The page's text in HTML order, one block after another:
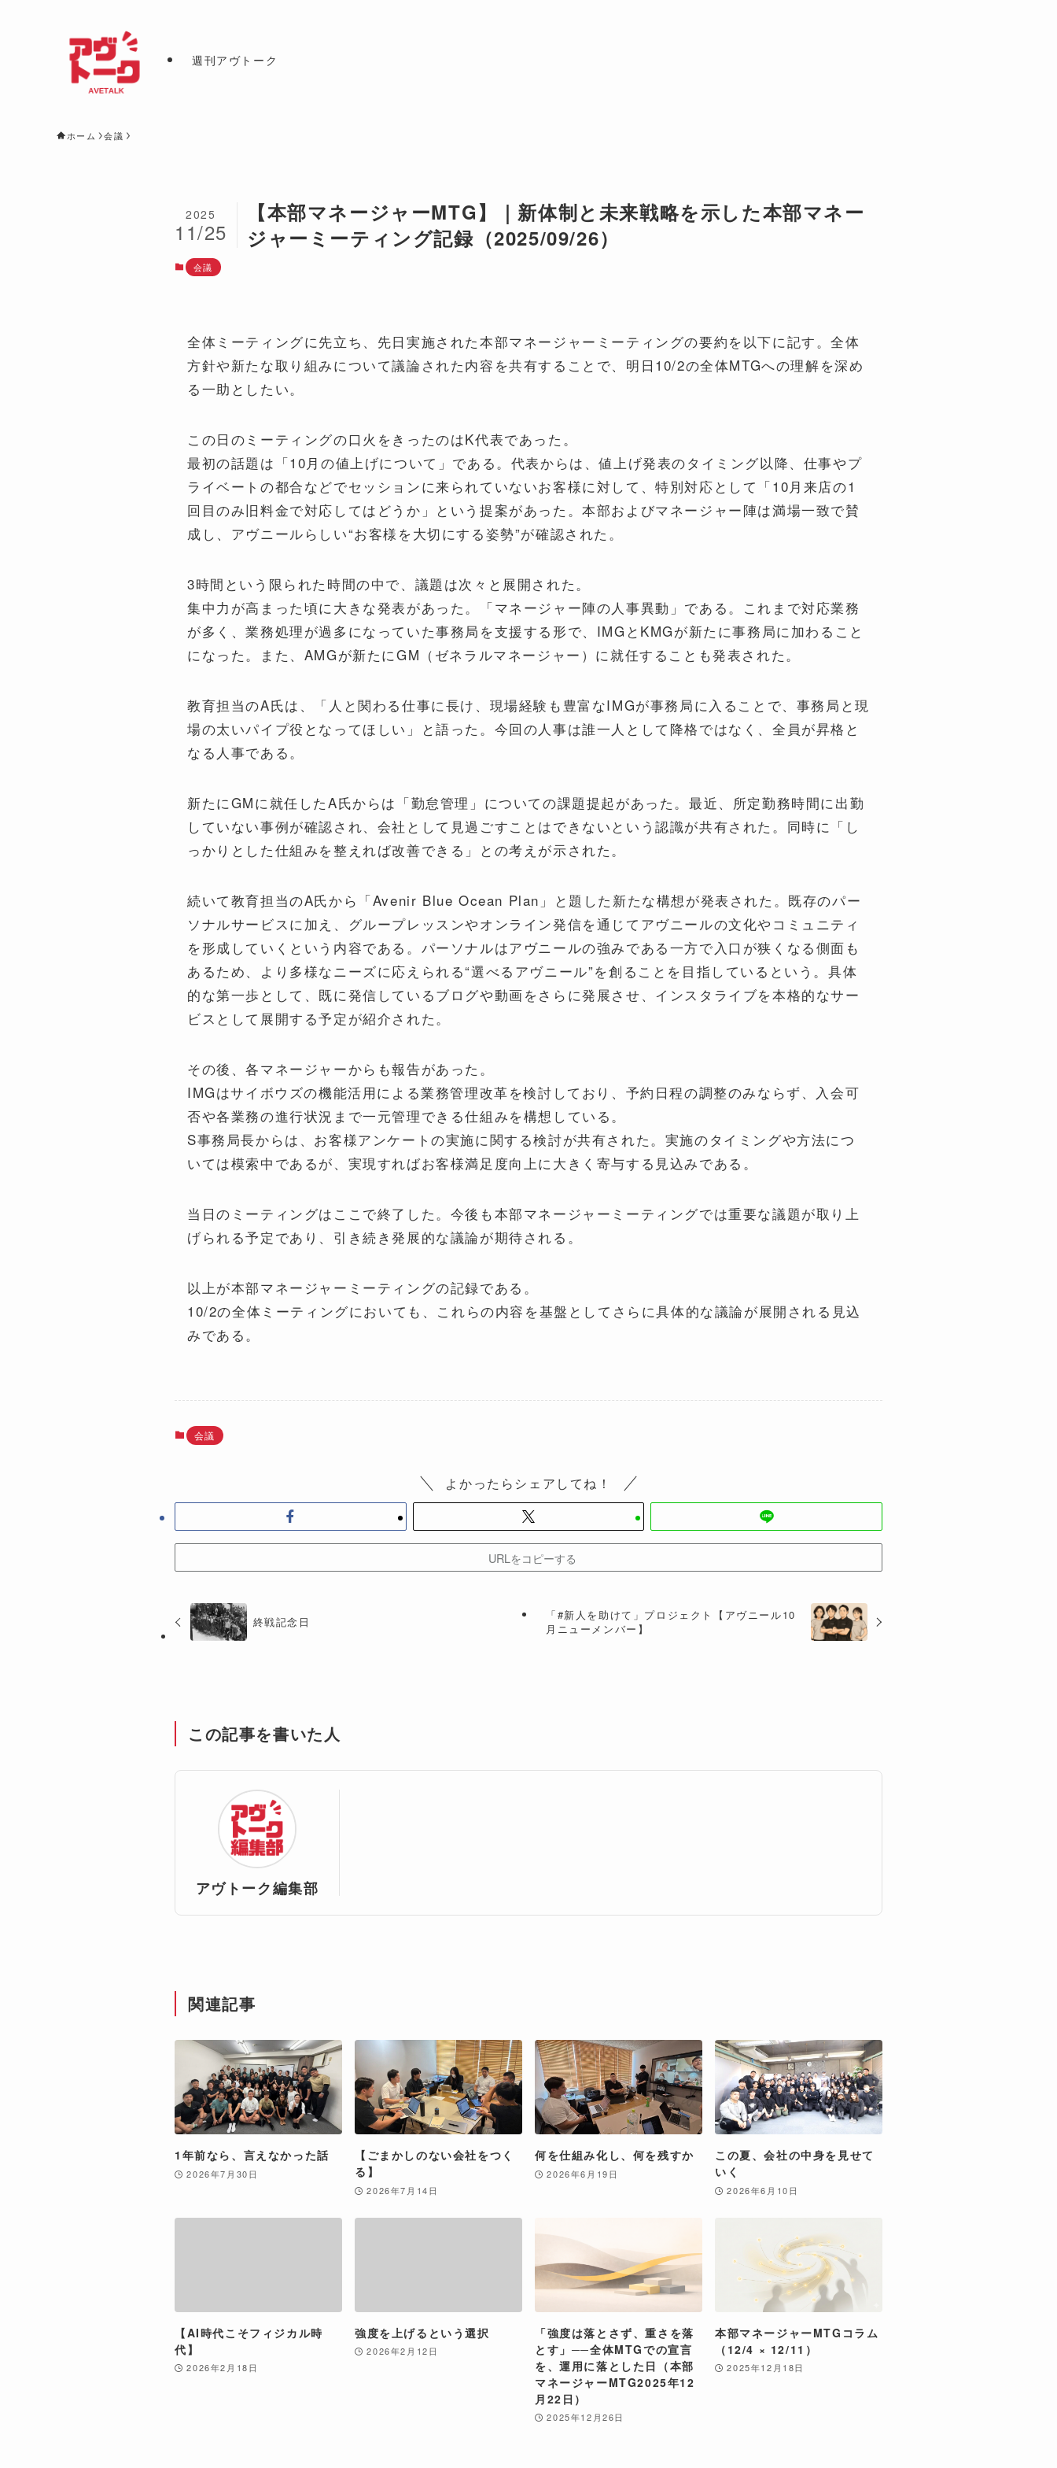
週刊アヴトーク
ホーム 会議
【本部マネージャーMTG】｜新体制と未来戦略を示した本部マネー
ジャーミーティング記録（2025/09/26）
2025
11/25
会議
全体ミーティングに先立ち、先日実施された本部マネージャーミーティングの要約を以下に記す。全体
方針や新たな取り組みについて議論された内容を共有することで、明日10/2の全体MTGへの理解を深め
る一助としたい。
この日のミーティングの口火をきったのはK代表であった。
最初の話題は「10月の値上げについて」である。代表からは、値上げ発表のタイミング以降、仕事やプ
ライベートの都合などでセッションに来られていないお客様に対して、特別対応として「10月来店の1
回目のみ旧料金で対応してはどうか」という提案があった。本部およびマネージャー陣は満場一致で賛
成し、アヴニールらしい“お客様を大切にする姿勢”が確認された。
3時間という限られた時間の中で、議題は次々と展開された。
集中力が高まった頃に大きな発表があった。「マネージャー陣の人事異動」である。これまで対応業務
が多く、業務処理が過多になっていた事務局を支援する形で、IMGとKMGが新たに事務局に加わること
になった。また、AMGが新たにGM（ゼネラルマネージャー）に就任することも発表された。
教育担当のA氏は、「人と関わる仕事に長け、現場経験も豊富なIMGが事務局に入ることで、事務局と現
場の太いパイプ役となってほしい」と語った。今回の人事は誰一人として降格ではなく、全員が昇格と
なる人事である。
新たにGMに就任したA氏からは「勤怠管理」についての課題提起があった。最近、所定勤務時間に出勤
していない事例が確認され、会社として見過ごすことはできないという認識が共有された。同時に「し
っかりとした仕組みを整えれば改善できる」との考えが示された。
続いて教育担当のA氏から「Avenir Blue Ocean Plan」と題した新たな構想が発表された。既存のパー
ソナルサービスに加え、グループレッスンやオンライン発信を通じてアヴニールの文化やコミュニティ
を形成していくという内容である。パーソナルはアヴニールの強みである一方で入口が狭くなる側面も
あるため、より多様なニーズに応えられる“選べるアヴニール”を創ることを目指しているという。具体
的な第一歩として、既に発信しているブログや動画をさらに発展させ、インスタライブを本格的なサー
ビスとして展開する予定が紹介された。
その後、各マネージャーからも報告があった。
IMGはサイボウズの機能活用による業務管理改革を検討しており、予約日程の調整のみならず、入会可
否や各業務の進行状況まで一元管理できる仕組みを構想している。
S事務局長からは、お客様アンケートの実施に関する検討が共有された。実施のタイミングや方法につ
いては模索中であるが、実現すればお客様満足度向上に大きく寄与する見込みである。
当日のミーティングはここで終了した。今後も本部マネージャーミーティングでは重要な議題が取り上
げられる予定であり、引き続き発展的な議論が期待される。
以上が本部マネージャーミーティングの記録である。
10/2の全体ミーティングにおいても、これらの内容を基盤としてさらに具体的な議論が展開される見込
みである。
会議
よかったらシェアしてね！
URLをコピーする
終戦記念日
「#新人を助けて」プロジェクト【アヴニール10
月ニューメンバー】
この記事を書いた人
アヴトーク編集部
関連記事
1年前なら、言えなかった話
2026年7月30日
【ごまかしのない会社をつく
る】
2026年7月14日
何を仕組み化し、何を残すか
2026年6月19日
この夏、会社の中身を見せて
いく
2026年6月10日
【AI時代こそフィジカル時
代】
2026年2月18日
強度を上げるという選択
2026年2月12日
「強度は落とさず、重さを落
とす」──全体MTGでの宣言
を、運用に落とした日（本部
マネージャーMTG2025年12
月22日）
2025年12月26日
本部マネージャーMTGコラム
（12/4 × 12/11）
2025年12月18日